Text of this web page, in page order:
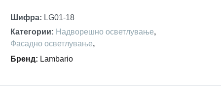
Шифра: LG01-18
Категории: Надворешно осветлување,
Фасадно осветлување,
Бренд: Lambario